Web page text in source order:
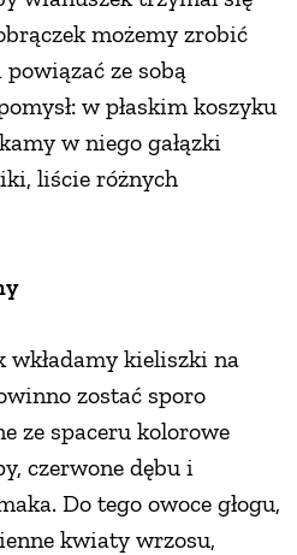
możemy zrobić
ze sobą
w płaskim koszyku
w niego gałązki
liście różnych
wkładamy kieliszki na
zostać sporo
ze spaceru kolorowe
czerwone dębu i
Do tego owoce głogu,
kwiaty wrzosu,